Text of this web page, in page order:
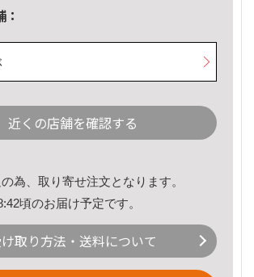
近くの店舗を確認する
為、取り寄せ注文となります。
頃のお届け予定です。
取り方法・送料について